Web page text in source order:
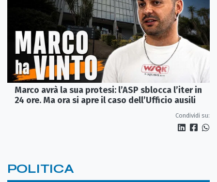
Marco avrà la sua protesi: l’ASP sblocca l’iter in
24 ore. Ma ora si apre il caso dell’Ufficio ausili
Condividi su:
POLITICA